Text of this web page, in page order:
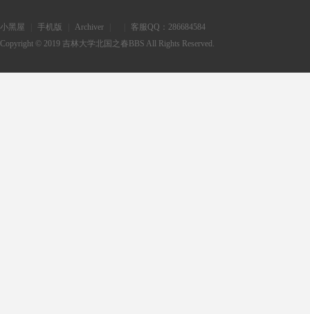
小黑屋 手机版 Archiver
客服QQ：286684584
Copyright © 2019 吉林大学北国之春BBS All Rights Reserved.